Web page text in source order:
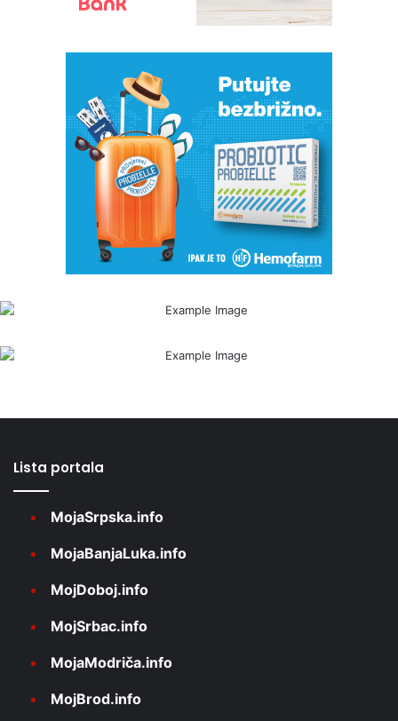
Lista portala
MojaSrpska.info
MojaBanjaLuka.info
MojDoboj.info
MojSrbac.info
MojaModriča.info
MojBrod.info